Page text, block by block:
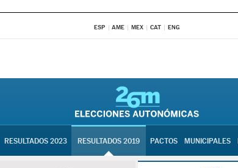
ESP AME MEX CAT ENG
RESULTADOS 2023 RESULTADOS 2019 PACTOS MUNICIPALES